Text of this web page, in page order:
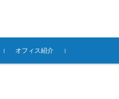
オフィス紹介